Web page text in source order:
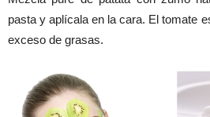
pasta y aplícala en la cara. El tomate
exceso de grasas.